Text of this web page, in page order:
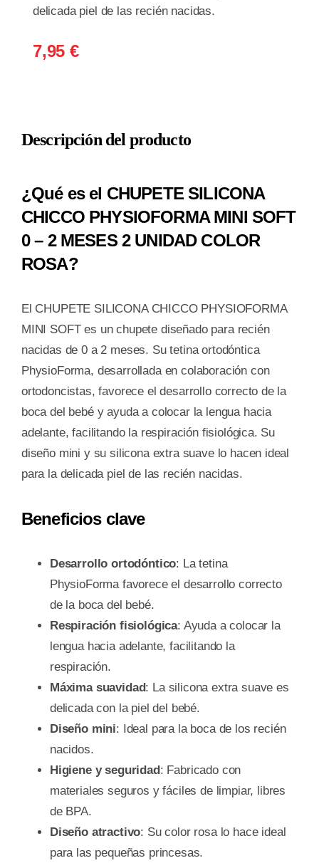
delicada piel de las recién nacidas.
7,95 €
Descripción del producto
¿Qué es el CHUPETE SILICONA
CHICCO PHYSIOFORMA MINI SOFT
0 – 2 MESES 2 UNIDAD COLOR
ROSA?
El CHUPETE SILICONA CHICCO PHYSIOFORMA
MINI SOFT es un chupete diseñado para recién
nacidas de 0 a 2 meses. Su tetina ortodóntica
PhysioForma, desarrollada en colaboración con
ortodoncistas, favorece el desarrollo correcto de la
boca del bebé y ayuda a colocar la lengua hacia
adelante, facilitando la respiración fisiológica. Su
diseño mini y su silicona extra suave lo hacen ideal
para la delicada piel de las recién nacidas.
Beneficios clave
Desarrollo ortodóntico: La tetina
PhysioForma favorece el desarrollo correcto
de la boca del bebé.
Respiración fisiológica: Ayuda a colocar la
lengua hacia adelante, facilitando la
respiración.
Máxima suavidad: La silicona extra suave es
delicada con la piel del bebé.
Diseño mini: Ideal para la boca de los recién
nacidos.
Higiene y seguridad: Fabricado con
materiales seguros y fáciles de limpiar, libres
de BPA.
Diseño atractivo: Su color rosa lo hace ideal
para las pequeñas princesas.